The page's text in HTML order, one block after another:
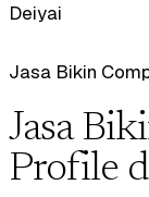
Deiyai
Jasa Bikin
Jasa
Profile